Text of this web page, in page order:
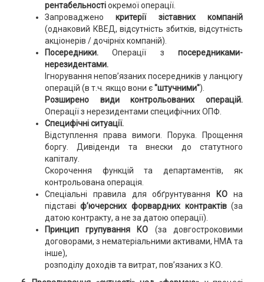
рентабельностіокремої операції.
Запровадженокритерії зіставних компаній
(однаковий КВЕД, відсутність збитків, відсутність
акціонерів / дочірніх компаній).
Посередники.Операції зпосередниками-
нерезидентами.
Ігнорування непов’язаних посередників у ланцюгу
операцій (в т.ч. якщо вони є"штучними").
Розширено види контрольованих операцій.
Операції з нерезидентами специфічних ОПФ.
Специфічні ситуації.
Відступлення права вимоги. Порука. Прощення
боргу. Дивіденди та внески до статутного
капіталу.
Скорочення функцій та департаментів, як
контрольована операція.
Спеціальні правила для обґрунтування
КОна
підставі ф’ючерсних форвардних контрактів(за
датою контракту, а не за датою операції).
Принцип групування КО (за довгостроковими
договорами, з нематеріальними активами, НМА та
інше),
розподілу доходів та витрат, пов’язаних з КО.